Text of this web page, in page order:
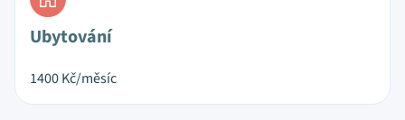
Ubytování
1400Kč/měsíc